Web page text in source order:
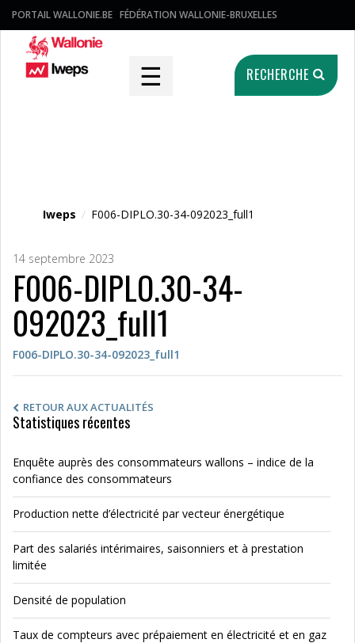
PORTAIL WALLONIE.BE FÉDÉRATION WALLONIE-BRUXELLES
☰ RECHERCHE
Iweps / F006-DIPLO.30-34-092023_full1
14 septembre 2023
F006-DIPLO.30-34-
092023_full1
F006-DIPLO.30-34-092023_full1
RETOUR AUX ACTUALITÉS
Statistiques récentes
Enquête auprès des consommateurs wallons – indice de la
confiance des consommateurs
Production nette d’électricité par vecteur énergétique
Part des salariés intérimaires, saisonniers et à prestation
limitée
Densité de population
Taux de compteurs avec prépaiement en électricité et en gaz